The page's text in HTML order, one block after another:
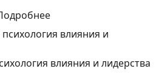
влияния и лидерства